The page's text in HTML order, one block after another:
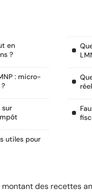
en
?
: micro-
sur
utiles pour
des recettes